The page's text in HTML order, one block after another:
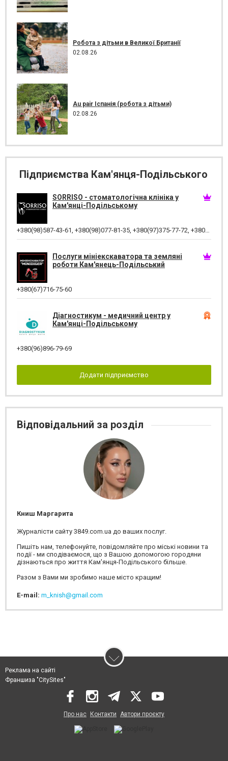
Робота з дітьми в Великої Британії
02.08.26
Au pair Іспанія (робота з дітьми)
02.08.26
Підприємства Кам'янця-Подільського
SORRISO - стоматологічна клініка у
Кам'янці-Подільському
+380(98)587-43-61 +380(98)077-81-35 +380(97)375-77-72 +380(97)982-31-07
Послуги мініекскаватора та земляні
роботи Кам'янець-Подільський
+380(67)716-75-60
Діагностикум - медичний центр у
Кам'янці-Подільському
+380(96)896-79-69
Додати підприємство
Відповідальний за розділ
Книш Маргарита
Журналісти сайту 3849.com.ua до ваших послуг.
Пишіть нам, телефонуйте, повідомляйте про міські новини та
події - ми сподіваємося, що з Вашою допомогою городяни
дізнаються про життя Кам'янця-Подільського більше.
Разом з Вами ми зробимо наше місто кращим!
E-mail: m_knish@gmail.com
Реклама на сайті
Франшиза "CitySites"
Про нас Контакти Автори проєкту